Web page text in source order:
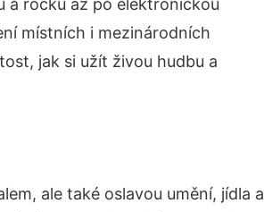
a rocku až po elektronickou
místních i mezinárodních
jak si užít živou hudbu a
ale také oslavou umění, jídla a